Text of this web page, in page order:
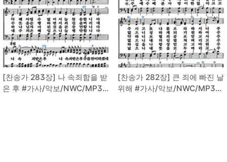
[찬송가 283장] 나 속죄함을 받
은 후 #가사/악보/NWC/MP3
[찬송가 282장] 큰 죄에 빠진 날
위해 #가사/악보/NWC/MP3